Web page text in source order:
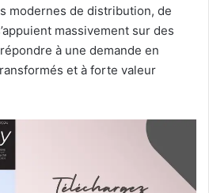
modernes de distribution, de
massivement sur des
à une demande en
et à forte valeur